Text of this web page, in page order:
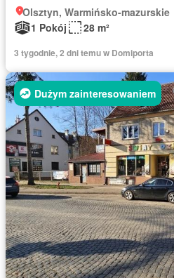
Olsztyn, Warmińsko-mazurskie
1 Pokój
28 m²
3 tygodnie, 2 dni temu w Domiporta
Dużym zainteresowaniem